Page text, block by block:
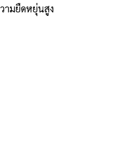
ามยืดหยุ่นสูง